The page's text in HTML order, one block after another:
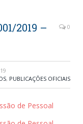
2019 –
0
, PUBLICAÇÕES OFICIAIS
de Pessoal